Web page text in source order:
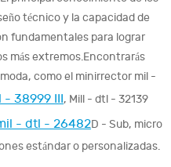
técnico y la capacidad de
fundamentales para lograr
más extremos.Encontrarás
como el minirrector mil -
38999 III, Mill - dtl - 32139
- dtl - 26482D - Sub, micro
estándar o personalizadas.